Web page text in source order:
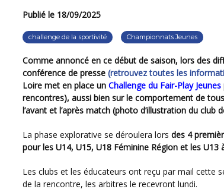
Publié le 18/09/2025
challenge de la sportivité Championnats Jeunes
Comme annoncé en ce début de saison, lors des différentes réunions de rentrée et notre
conférence de presse (retrouvez toutes les
Loire met en place un Challenge du Fair-Play Jeunes
rencontres), aussi bien sur le comportement de
l’avant et l’après match (photo d’illustration du club
La phase explorative se déroulera lors des 4
pour les U14, U15, U18 Féminine Région et les U13
Les clubs et les éducateurs ont reçu par mail cette semaine le questionnaire à remplir à l’issue
de la rencontre, les arbitres le recevront lundi.